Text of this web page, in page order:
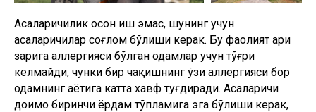
Асаларичилик осон иш эмас, шунинг учун
асаларичилар соғлом бўлиши керак. Бу фаолият ари
заҳрига аллергияси бўлган одамлар учун тўғри
келмайди, чунки бир чақишнинг ўзи аллергияси бор
одамнинг ҳаётига катта хавф туғдиради. Асаларичи
доимо биринчи ёрдам тўпламига эга бўлиши керак,